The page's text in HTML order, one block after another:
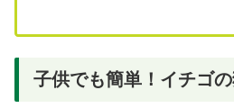
子供でも簡単！イチゴ